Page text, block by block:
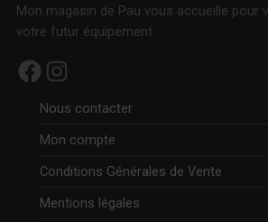
Mon magasin de Pau vous accueille pour
votre futur équipement.
Facebook Instagram
Nous contacter
Mon compte
Conditions Générales de Vente
Mentions légales